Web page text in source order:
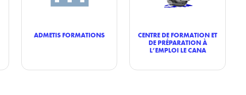
ADMETIS FORMATIONS
CENTRE DE FORMATION ET
DE PRÉPARATION À
L’EMPLOI LE CANA